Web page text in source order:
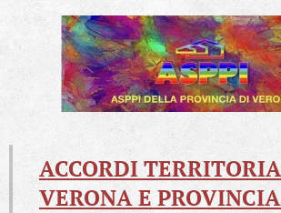
ACCORDI
VERONA E PROVINCIA